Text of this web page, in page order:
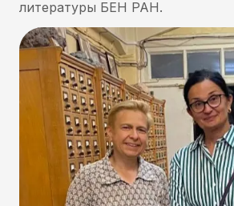
литературы БЕН РАН.